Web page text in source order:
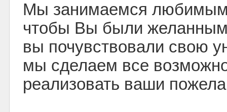
Мы занимаемся
чтобы Вы были желанным
вы почувствовали свою
мы сделаем все
реализовать ваши